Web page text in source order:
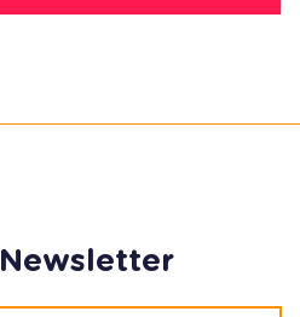
Newsletter